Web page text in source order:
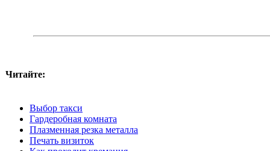
Читайте:
Выбор такси
Гардеробная комната
Плазменная резка металла
Печать визиток